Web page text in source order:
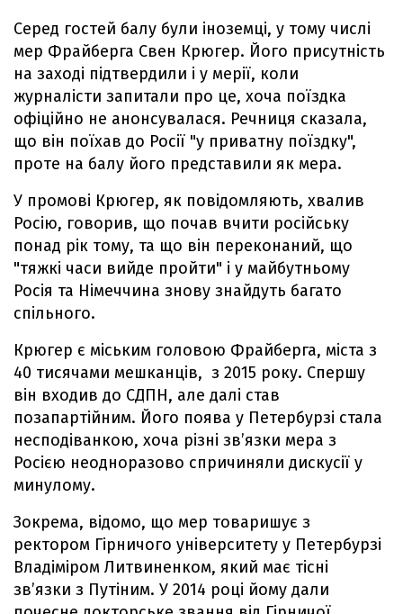
Серед гостей балу були іноземці, у тому числі
мер Фрайберга Свен Крюгер. Його присутність
на заході підтвердили і у мерії, коли
журналісти запитали про це, хоча поїздка
офіційно не анонсувалася. Речниця сказала,
що він поїхав до Росії "у приватну поїздку",
проте на балу його представили як мера.
У промові Крюгер, як повідомляють, хвалив
Росію, говорив, що почав вчити російську
понад рік тому, та що він переконаний, що
"тяжкі часи вийде пройти" і у майбутньому
Росія та Німеччина знову знайдуть багато
спільного.
Крюгер є міським головою Фрайберга, міста з
40 тисячами мешканців, з 2015 року. Спершу
він входив до СДПН, але далі став
позапартійним. Його поява у Петербурзі стала
несподіванкою, хоча різні зв’язки мера з
Росією неодноразово спричиняли дискусії у
минулому.
Зокрема, відомо, що мер товаришує з
ректором Гірничого університету у Петербурзі
Владіміром Литвиненком, який має тісні
зв’язки з Путіним. У 2014 році йому дали